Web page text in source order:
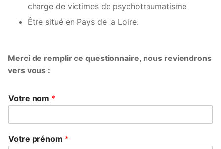
charge de victimes de psychotraumatisme
Être situé en Pays de la Loire.
Merci de remplir ce questionnaire, nous reviendrons
vers vous :
Votre nom *
Votre prénom *